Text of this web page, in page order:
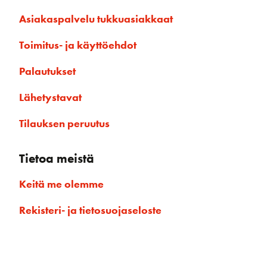
Asiakaspalvelu tukkuasiakkaat
Toimitus- ja käyttöehdot
Palautukset
Lähetystavat
Tilauksen peruutus
Tietoa meistä
Keitä me olemme
Rekisteri- ja tietosuojaseloste